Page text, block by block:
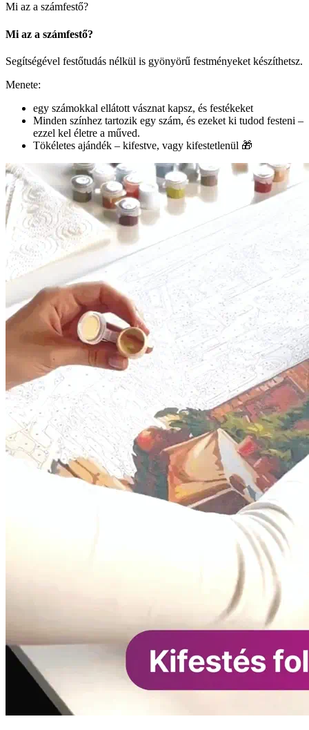
Mi az a számfestő?
Mi az a számfestő?
Segítségével festőtudás nélkül is gyönyörű festményeket készíthetsz.
Menete:
egy számokkal ellátott vásznat kapsz, és festékeket
Minden színhez tartozik egy szám, és ezeket ki tudod festeni –
ezzel kel életre a műved.
Tökéletes ajándék – kifestve, vagy kifestetlenül 🎁